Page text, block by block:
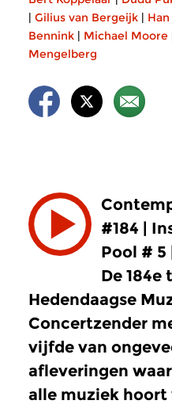
| Gilius van Bergeijk | Han
Bennink | Michael Moore
Mengelberg
#184 |
Pool # 5
De
Hedendaagse
Concertzender
vijfde van
afleveringen
alle muziek hoort